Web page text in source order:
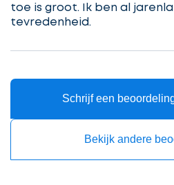
toe is groot. Ik ben al
tevredenheid.
Schrijf een
Bekijk andere
Accountant
3
offertes
accountant